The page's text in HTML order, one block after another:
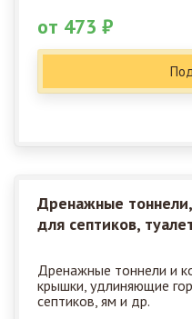
от 473 ₽
Дренажные
для септиков,
Дренажные тоннели и
крышки, удлиняющие
септиков, ям и др.